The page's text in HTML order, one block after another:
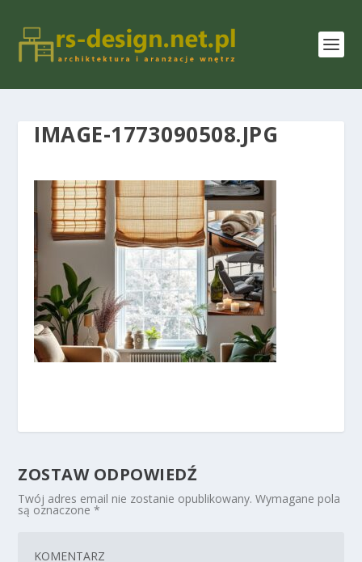
IMAGE-1773090508.JPG
ZOSTAW ODPOWIEDŹ
Twój adres email nie zostanie opublikowany. Wymagane pola
są oznaczone*